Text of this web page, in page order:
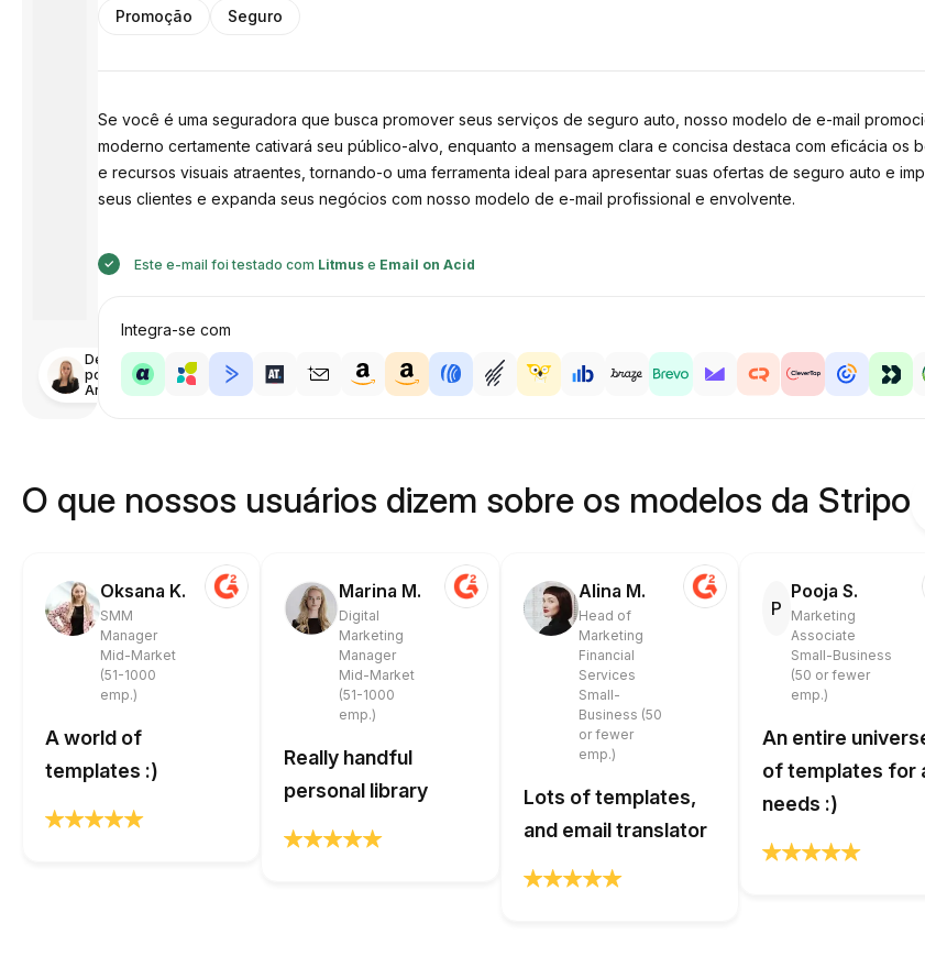
Desenhado
por
Anastasiia
Promoção Seguro
Se você é uma seguradora que busca promover seus serviços de seguro auto, nosso modelo de e-mail
moderno certamente cativará seu público-alvo, enquanto a mensagem clara e concisa destaca com eficácia
e recursos visuais atraentes, tornando-o uma ferramenta ideal para apresentar suas ofertas de seguro auto e
seus clientes e expanda seus negócios com nosso modelo de e-mail profissional e envolvente.
Este e-mail foi testado com Litmuse Email on Acid
Integra-se com
O que nossos usuários dizem sobre os modelos da Stripo
Oksana K.
SMM
Manager
Mid-Market
(51-1000
emp.)
A world of
templates :)
Marina M.
Digital
Marketing
Manager
Mid-Market
(51-1000
emp.)
Really handful
personal library
Alina M.
Head of
Marketing
Financial
Services
Small-
Business (50
or fewer
emp.)
Lots of templates,
and email translator
P
Pooja S.
Marketing
Associate
Small-Business
(50 or fewer
emp.)
An entire
of templates for
needs :)